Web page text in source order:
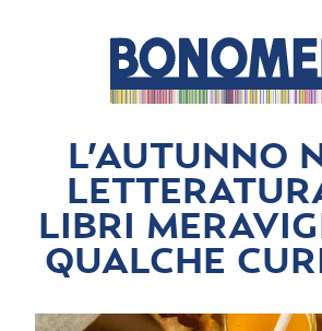
L’AUTUNNO
LIBRI
QUALCHE